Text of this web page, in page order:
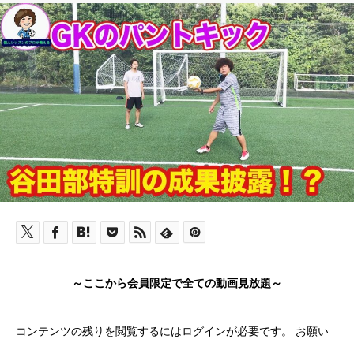
～ここから会員限定で全ての動画見放題～
コンテンツの残りを閲覧するにはログインが必要です。 お願い